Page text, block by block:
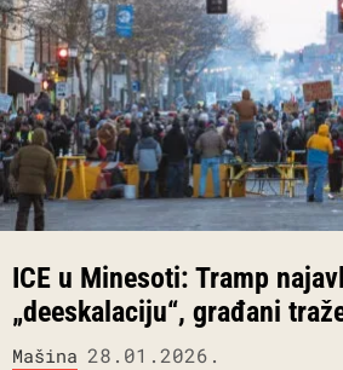
ICE u Minesoti: Tramp
„deeskalaciju“, građani
Mašina 28.01.2026.